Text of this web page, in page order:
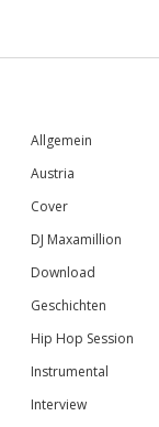
Sidebar
Allgemein
Austria
Cover
DJ Maxamillion
Download
Geschichten
Hip Hop Session
Instrumental
Interview